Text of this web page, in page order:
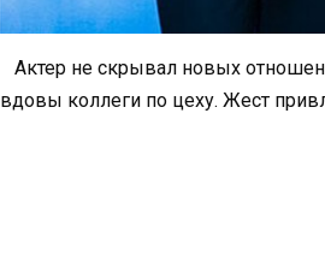
Актер не скрывал новых
вдовы коллеги по цеху. Жест